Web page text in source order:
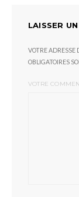
LAISSER
VOTRE ADRESSE
OBLIGATOIRES
VOTRE